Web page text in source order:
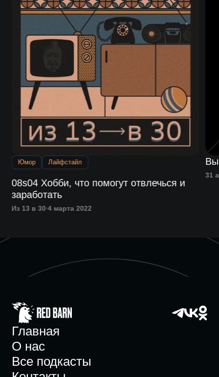
Юмор Лайфстайл
08s04 Хобби, что помогут отвлечься и
заработать
Из 13 в 30 4 марта 2022
31
Главная
О нас
Все подкасты